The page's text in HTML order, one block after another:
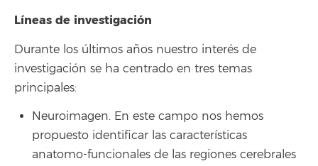
Líneas de investigación
Durante los últimos años nuestro interés de
investigación se ha centrado en tres temas
principales:
Neuroimagen. En este campo nos hemos
propuesto identificar las características
anatomo-funcionales de las regiones cerebrales